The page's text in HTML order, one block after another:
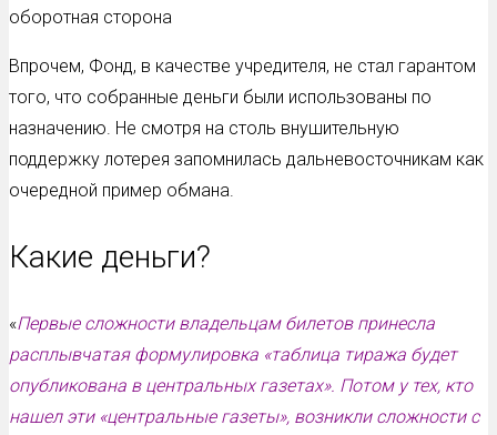
оборотная сторона
Впрочем, Фонд, в качестве учредителя, не стал гарантом
того, что собранные деньги были использованы по
назначению. Не смотря на столь внушительную
поддержку лотерея запомнилась дальневосточникам как
очередной пример обмана.
Какие деньги?
«Первые сложности владельцам билетов принесла
расплывчатая формулировка «таблица тиража будет
опубликована в центральных газетах». Потом у тех, кто
нашел эти «центральные газеты», возникли сложности с